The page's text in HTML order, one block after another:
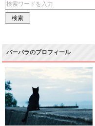
バーバラのプロフィール